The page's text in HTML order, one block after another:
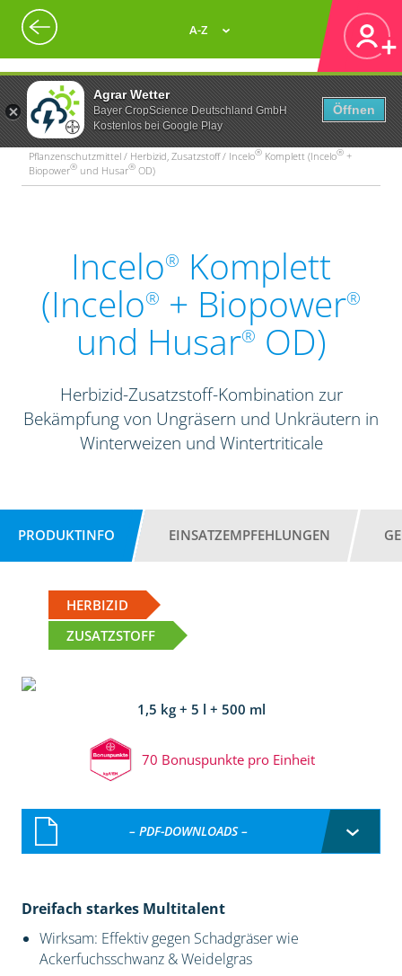
Agrar Wetter
Bayer CropScience Deutschland GmbH
Kostenlos bei Google Play
Öffnen
A-Z
Pflanzenschutzmittel / Herbizid, Zusatzstoff / Incelo® Komplett (Incelo® +
Biopower® und Husar® OD)
Incelo® Komplett
(Incelo® + Biopower®
und Husar® OD)
Herbizid-Zusatzstoff-Kombination zur
Bekämpfung von Ungräsern und Unkräutern in
Winterweizen und Wintertriticale
PRODUKTINFO EINSATZEMPFEHLUNGEN
HERBIZID
ZUSATZSTOFF
1,5 kg + 5 l + 500 ml
70 Bonuspunkte pro Einheit
– PDF-DOWNLOADS –
Dreifach starkes Multitalent
Wirksam: Effektiv gegen Schadgräser wie
Ackerfuchsschwanz & Weidelgras